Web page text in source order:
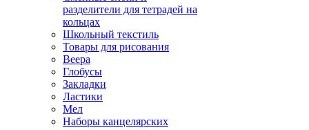
разделители для тетрадей на
кольцах
Школьный текстиль
Товары для рисования
Веера
Глобусы
Закладки
Ластики
Мел
Наборы канцелярских